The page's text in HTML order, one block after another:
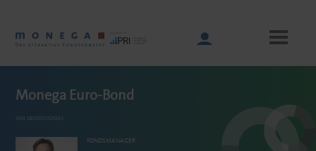
Main
navigation
Monega Euro-Bond
ISIN DE0005321061
FONDSMANAGER